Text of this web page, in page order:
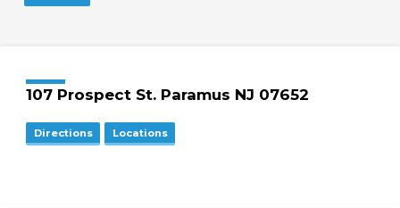
107 Prospect St. Paramus NJ 07652
Directions Locations